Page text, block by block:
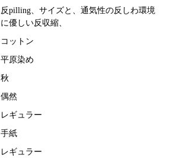
反pilling、サイズと、通気性の反しわ環境
に優しい反収縮、
コットン
平原染め
秋
偶然
レギュラー
手紙
レギュラー